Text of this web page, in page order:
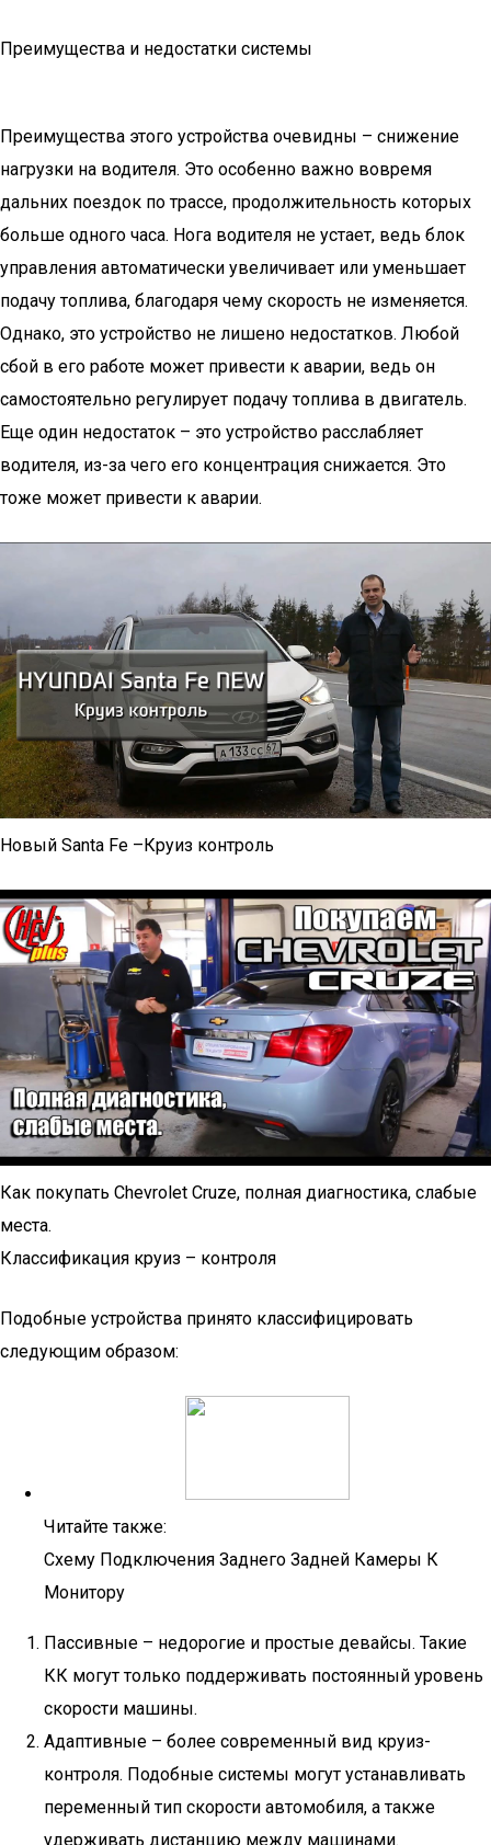
Преимущества и недостатки системы
Преимущества этого устройства очевидны – снижение
нагрузки на водителя. Это особенно важно вовремя
дальних поездок по трассе, продолжительность которых
больше одного часа. Нога водителя не устает, ведь блок
управления автоматически увеличивает или уменьшает
подачу топлива, благодаря чему скорость не изменяется.
Однако, это устройство не лишено недостатков. Любой
сбой в его работе может привести к аварии, ведь он
самостоятельно регулирует подачу топлива в двигатель.
Еще один недостаток – это устройство расслабляет
водителя, из-за чего его концентрация снижается. Это
тоже может привести к аварии.
Новый Santa Fe –Круиз контроль
Как покупать Chevrolet Cruze, полная диагностика, слабые
места.
Классификация круиз – контроля
Подобные устройства принято классифицировать
следующим образом:
Читайте также:
Схему Подключения Заднего Задней Камеры К
Монитору
Пассивные – недорогие и простые девайсы. Такие
КК могут только поддерживать постоянный уровень
скорости машины.
Адаптивные – более современный вид круиз-
контроля. Подобные системы могут устанавливать
переменный тип скорости автомобиля, а также
удерживать дистанцию между машинами.